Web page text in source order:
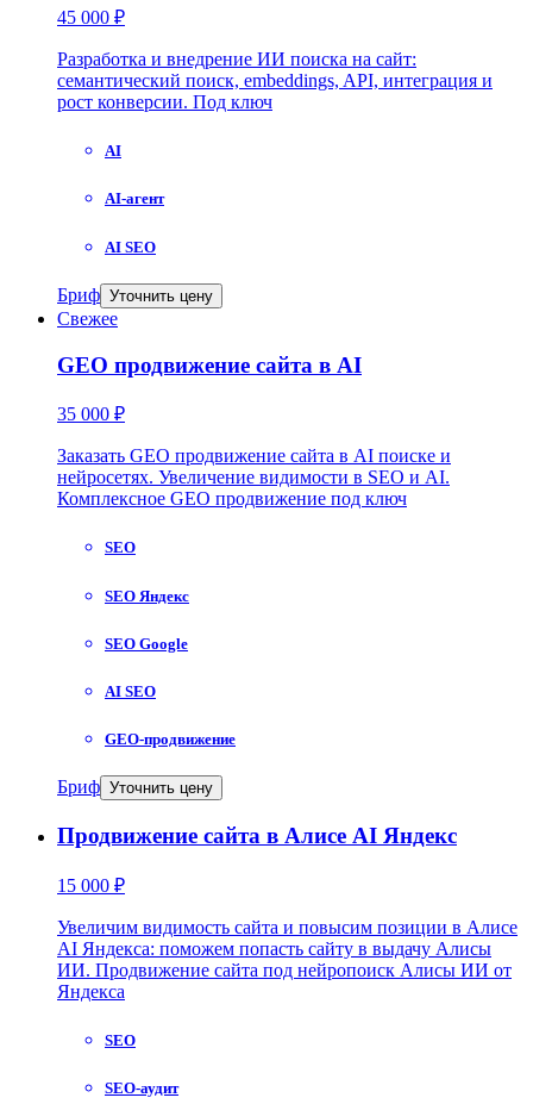
45 000 ₽
Разработка и внедрение ИИ поиска на сайт:
семантический поиск, embeddings, API, интеграция и
рост конверсии. Под ключ
AI
AI-агент
AI SEO
Бриф Уточнить цену
Свежее
GEO продвижение сайта в AI
35 000 ₽
Заказать GEO продвижение сайта в AI поиске и
нейросетях. Увеличение видимости в SEO и AI.
Комплексное GEO продвижение под ключ
SEO
SEO Яндекс
SEO Google
AI SEO
GEO-продвижение
Бриф Уточнить цену
Продвижение сайта в Алисе AI Яндекс
15 000 ₽
Увеличим видимость сайта и повысим позиции в Алисе
AI Яндекса: поможем попасть сайту в выдачу Алисы
ИИ. Продвижение сайта под нейропоиск Алисы ИИ от
Яндекса
SEO
SEO-аудит